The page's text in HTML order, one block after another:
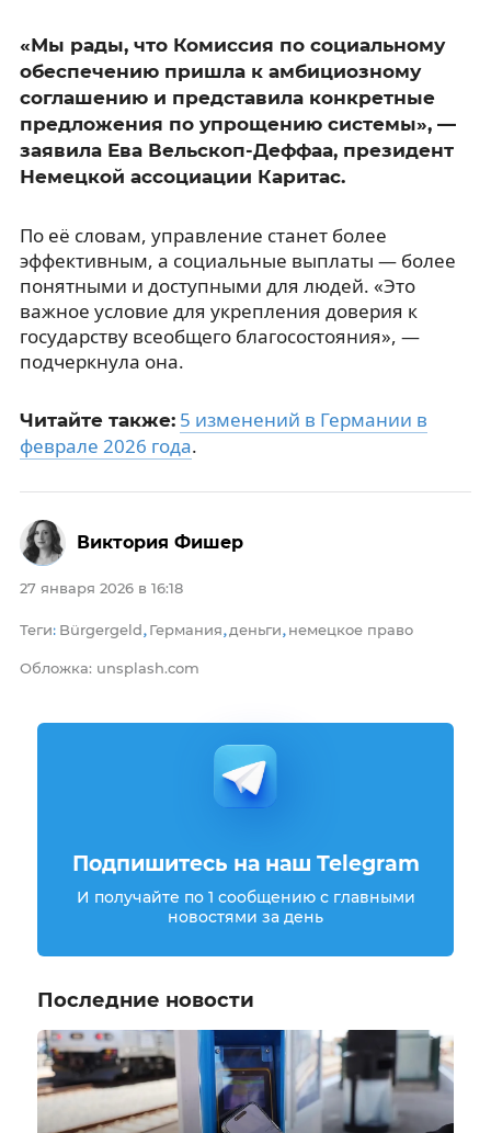
«Мы рады, что Комиссия по социальному
обеспечению пришла к амбициозному
соглашению и представила конкретные
предложения по упрощению системы», —
заявила Ева Вельскоп-Деффаа, президент
Немецкой ассоциации Каритас.
По её словам, управление станет более
эффективным, а социальные выплаты — более
понятными и доступными для людей. «Это
важное условие для укрепления доверия к
государству всеобщего благосостояния», —
подчеркнула она.
Читайте также: 5 изменений в Германии в
феврале 2026 года.
27 января 2026 в 16:18
Теги: Bürgergeld, Германия, деньги, немецкое право
Обложка: unsplash.com
Виктория Фишер
Подпишитесь на наш Telegram
И получайте по 1 сообщению с главными
новостями за день
Последние новости